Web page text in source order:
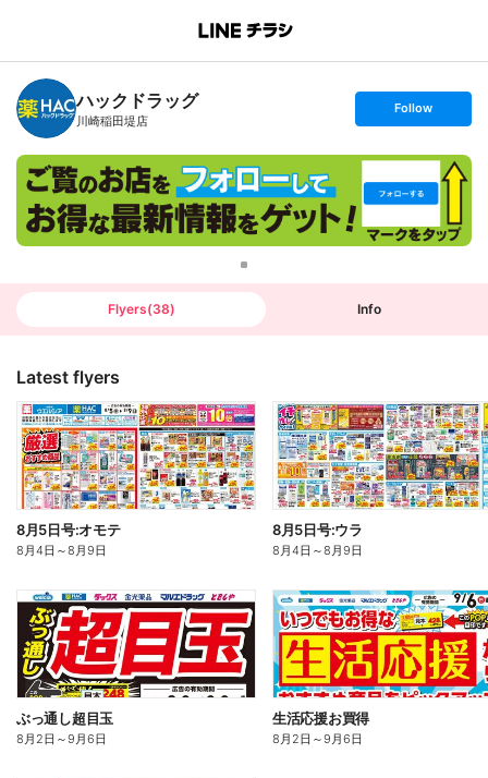
B
n
c
h
T
ハックドラッグ
川崎稲田堤店
s
t
o
l
o
w
Follow
Flyers(38) Info
Latest flyers
8月5日号:オモテ
8月4日 ～8月9日
8月5日号:ウラ
8月4日 ～8月9日
ぶっ通し超目玉
8月2日 ～9月6日
生活応援お買得
8月2日 ～9月6日